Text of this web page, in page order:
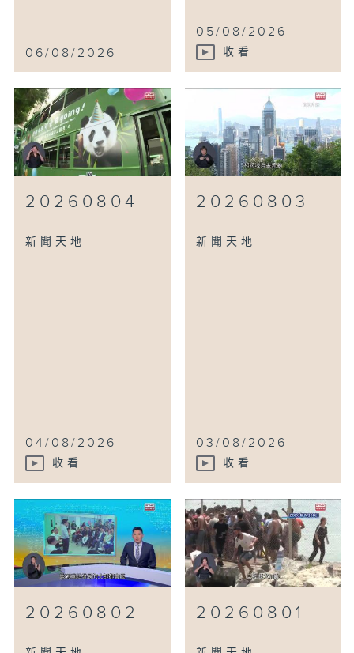
06/08/2026
05/08/2026
收看
20260804
新聞天地
04/08/2026
收看
20260803
新聞天地
03/08/2026
收看
20260802 20260801